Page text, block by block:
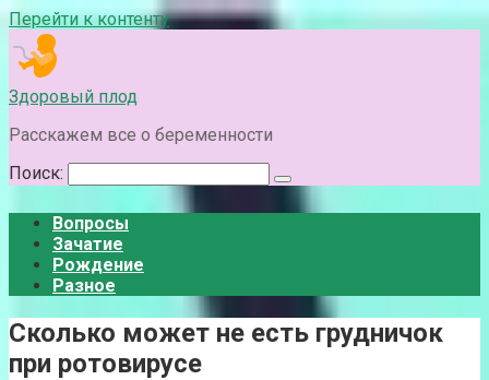
Перейти к контенту
Здоровый плод
Расскажем все о беременности
Поиск:
Вопросы
Зачатие
Рождение
Разное
Сколько может не есть грудничок
при ротовирусе